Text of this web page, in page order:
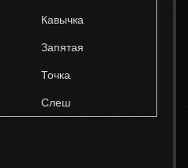
Кавычка
Запятая
Точка
Слеш